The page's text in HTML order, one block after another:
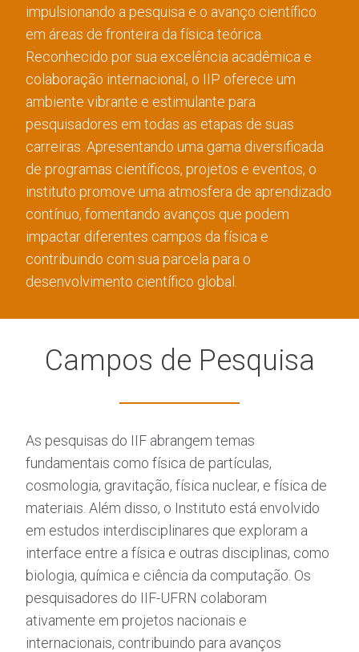
impulsionando a pesquisa e o avanço científico
em áreas de fronteira da física teórica.
Reconhecido por sua excelência acadêmica e
colaboração internacional, o IIP oferece um
ambiente vibrante e estimulante para
pesquisadores em todas as etapas de suas
carreiras. Apresentando uma gama diversificada
de programas científicos, projetos e eventos, o
instituto promove uma atmosfera de aprendizado
contínuo, fomentando avanços que podem
impactar diferentes campos da física e
contribuindo com sua parcela para o
desenvolvimento científico global.
Campos de Pesquisa
As pesquisas do IIF abrangem temas
fundamentais como física de partículas,
cosmologia, gravitação, física nuclear, e física de
materiais. Além disso, o Instituto está envolvido
em estudos interdisciplinares que exploram a
interface entre a física e outras disciplinas, como
biologia, química e ciência da computação. Os
pesquisadores do IIF-UFRN colaboram
ativamente em projetos nacionais e
internacionais, contribuindo para avanços